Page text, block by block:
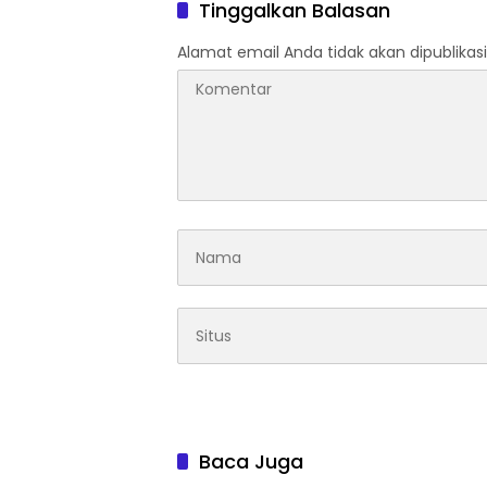
Publik Berprestasi
Tinggalkan Balasan
Alamat email Anda tidak akan
Baca Juga